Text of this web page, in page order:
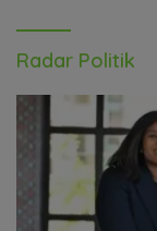
Radar Politik